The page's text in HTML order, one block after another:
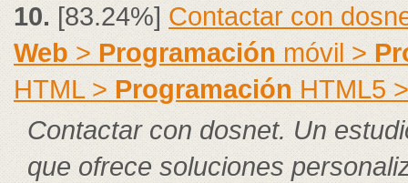
10.[83.24%]Contactar con
Web> Programación móvil >
HTML >Programación HTML5
Contactar con dosnet. Un
que ofrece soluciones